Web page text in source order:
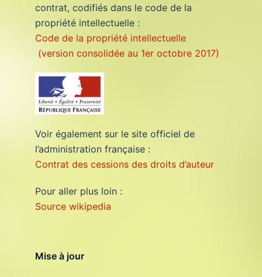
contrat, codifiés dans le code de la
propriété intellectuelle :
Code de la propriété intellectuelle
(version consolidée au 1er octobre 2017)
Voir également sur le site officiel de
l’administration française :
Contrat des cessions des droits d’auteur
Pour aller plus loin :
Source wikipedia
Mise à jour